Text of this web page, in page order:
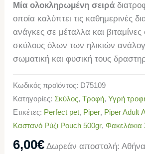
Mία ολοκληρωμένη σειρά
οποία καλύπτει τις καθημερινές
ανάγκες σε μέταλλα και βιταμίνες
σκύλους όλων των ηλικιών
σωματική και φυσική τους
Κωδικός προϊόντος: D75109
Κατηγορίες: Σκύλος,Τροφή,Υγρή
Ετικέτες: Perfect pet, Piper, Piper Adult
Καστανό Ρύζι Pouch 500gr, Φακελάκια
6,00€ Δωρεάν αποστολή: